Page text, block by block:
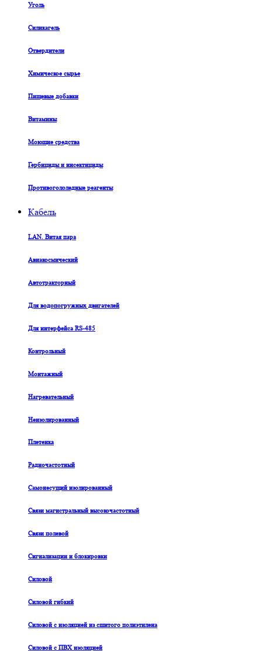
Уголь
Силикагель
Отвердители
Химическое сырье
Пищевые добавки
Витамины
Моющие средства
Гербициды и инсектициды
Противогололедные реагенты
Кабель
LAN. Витая пара
Авиакосмический
Автотракторный
Для водопогружных двигателей
Для интерфейса RS-485
Контрольный
Монтажный
Нагревательный
Неизолированный
Плетенка
Радиочастотный
Самонесущий изолированный
Связи магистральный высокочастотный
Связи полевой
Сигнализации и блокировки
Силовой
Силовой гибкий
Силовой с изоляцией из сшитого полиэтилена
Силовой с ПВХ изоляцией